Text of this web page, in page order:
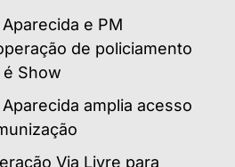
e PM
de policiamento
Show
amplia acesso
Via Livre para